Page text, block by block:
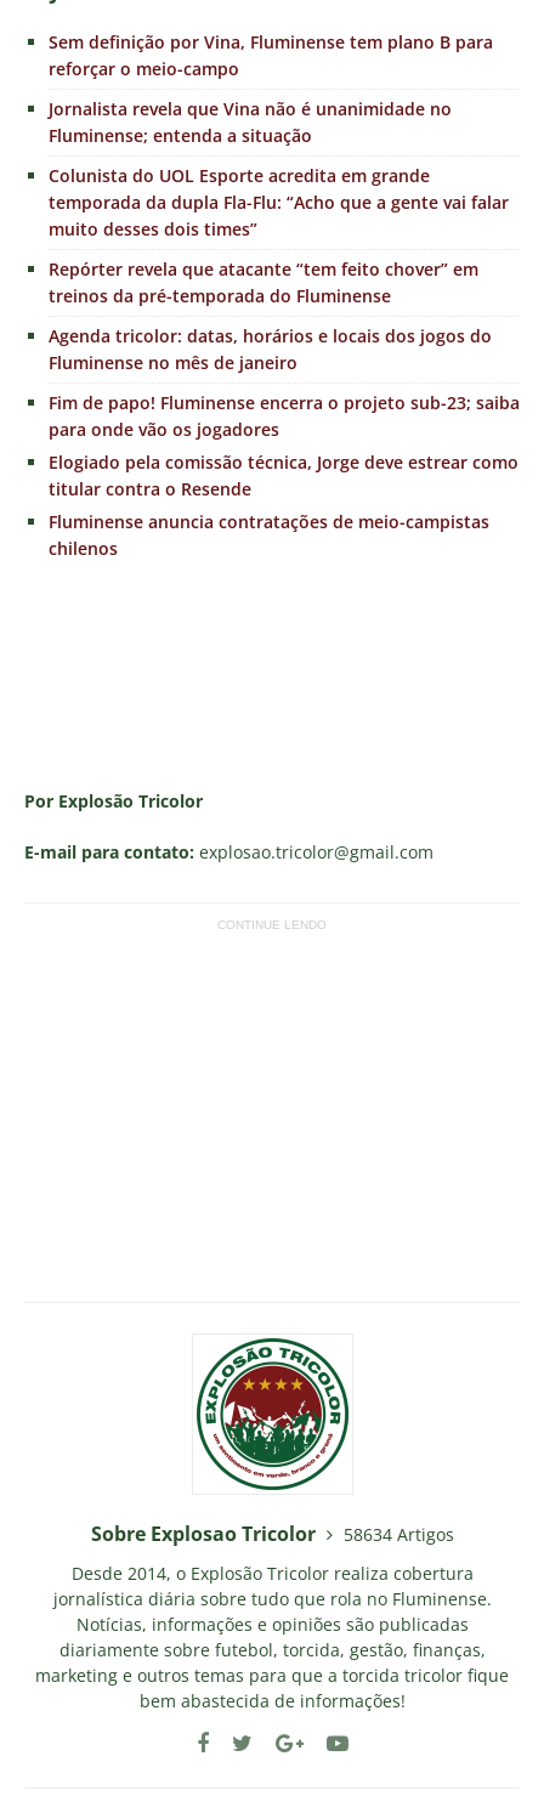
Sem definição por Vina, Fluminense tem plano B para
reforçar o meio-campo
Jornalista revela que Vina não é unanimidade no
Fluminense; entenda a situação
Colunista do UOL Esporte acredita em grande
temporada da dupla Fla-Flu: “Acho que a gente vai falar
muito desses dois times”
Repórter revela que atacante “tem feito chover” em
treinos da pré-temporada do Fluminense
Agenda tricolor: datas, horários e locais dos jogos do
Fluminense no mês de janeiro
Fim de papo! Fluminense encerra o projeto sub-23; saiba
para onde vão os jogadores
Elogiado pela comissão técnica, Jorge deve estrear como
titular contra o Resende
Fluminense anuncia contratações de meio-campistas
chilenos
Por Explosão Tricolor
E-mail para contato: explosao.tricolor@gmail.com
CONTINUE LENDO
Sobre Explosao Tricolor
58634 Artigos
Desde 2014, o Explosão Tricolor realiza cobertura
jornalística diária sobre tudo que rola no Fluminense.
Notícias, informações e opiniões são publicadas
diariamente sobre futebol, torcida, gestão, finanças,
marketing e outros temas para que a torcida tricolor fique
bem abastecida de informações!